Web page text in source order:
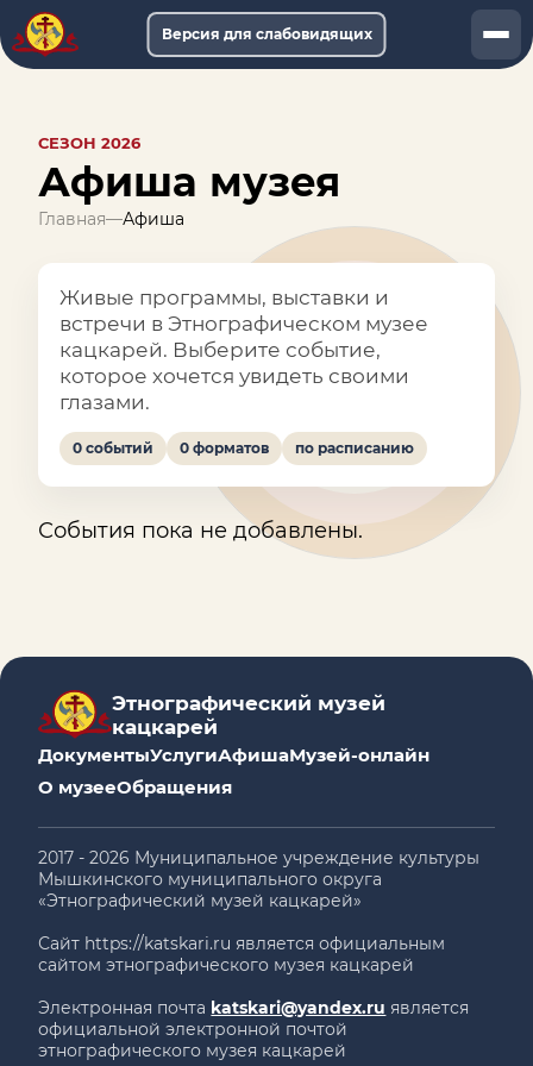
Услуги
Афиша
О музее
Обращения
Версия для слабовидящих
СЕЗОН 2026
Афиша музея
Главная—Афиша
Живые программы, выставки и
встречи в Этнографическом музее
кацкарей. Выберите событие,
которое хочется увидеть своими
глазами.
0 событий 0 форматов по расписанию
События пока не добавлены.
Этнографический музей
кацкарей
ДокументыУслугиАфишаМузей-онлайн
О музееОбращения
2017 - 2026 Муниципальное учреждение культуры
Мышкинского муниципального округа
«Этнографический музей кацкарей»
Сайт https://katskari.ru является официальным
сайтом этнографического музея кацкарей
Электронная почта katskari@yandex.ru является
официальной электронной почтой
этнографического музея кацкарей